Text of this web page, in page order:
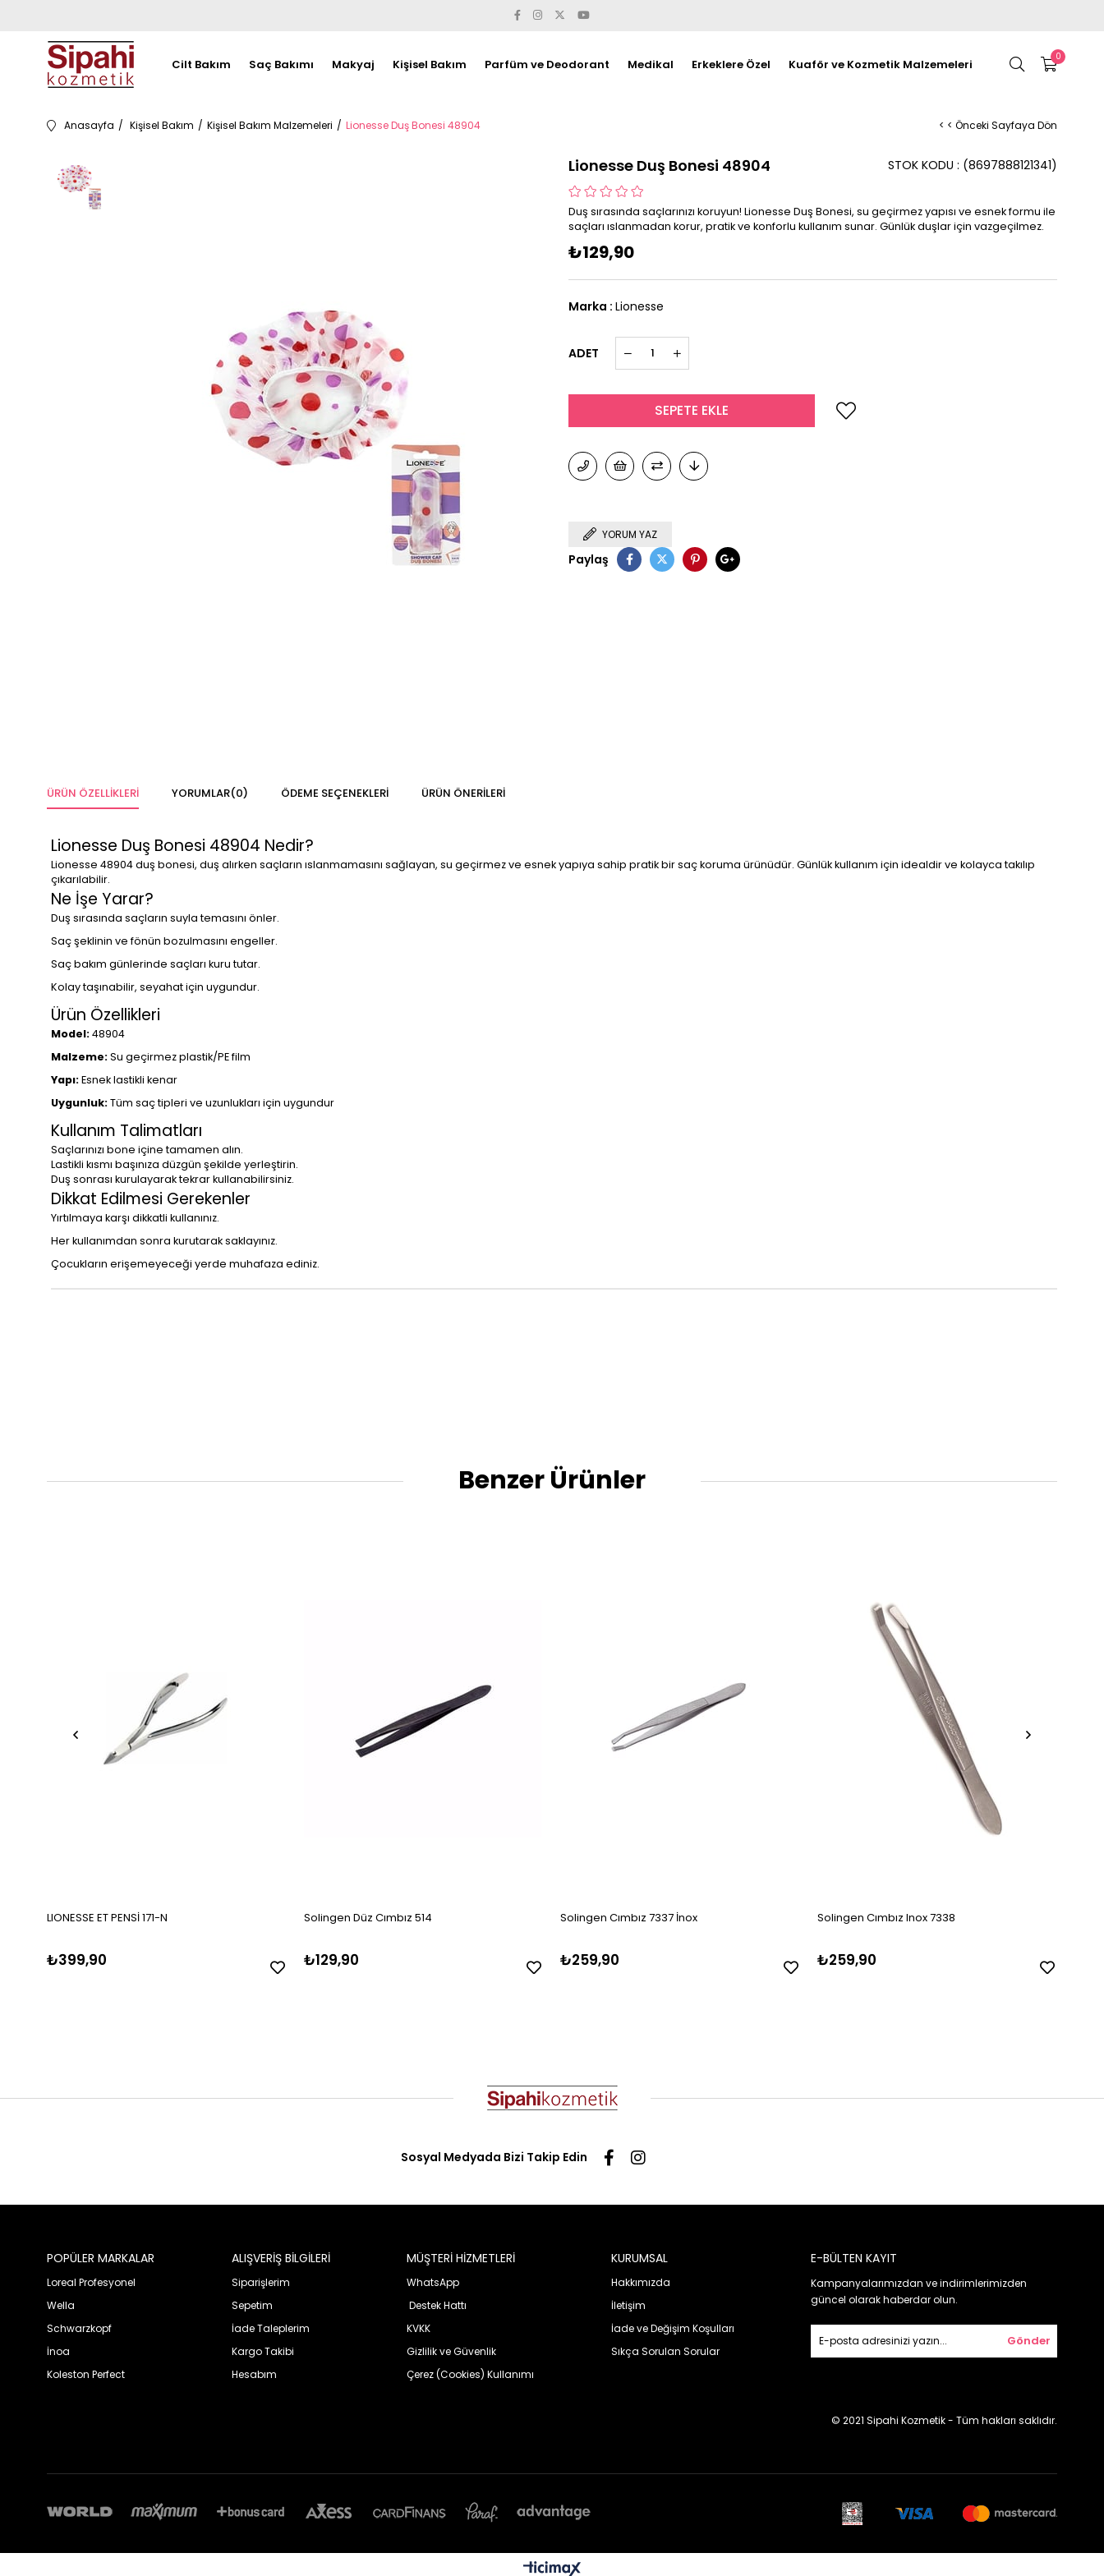
0
Cilt Bakım Saç Bakımı Makyaj Kişisel Bakım Parfüm ve Deodorant Medikal Erkeklere Özel Kuaför ve Kozmetik Malzemeleri
Anasayfa Kişisel Bakım Kişisel Bakım Malzemeleri Lionesse Duş Bonesi 48904 < < Önceki Sayfaya Dön
Lionesse Duş Bonesi 48904 STOK KODU (8697888121341)
Duş sırasında saçlarınızı koruyun! Lionesse Duş Bonesi, su geçirmez yapısı ve esnek formu ile
saçları ıslanmadan korur, pratik ve konforlu kullanım sunar. Günlük duşlar için vazgeçilmez.
₺129,90
Marka : Lionesse
ADET
YORUM YAZ
Paylaş
ÜRÜN ÖZELLIKLERI YORUMLAR(0) ÖDEME SEÇENEKLERI ÜRÜN ÖNERILERI
Lionesse Duş Bonesi 48904 Nedir?
Lionesse 48904 duş bonesi, duş alırken saçların ıslanmamasını sağlayan, su geçirmez ve esnek yapıya sahip pratik bir saç koruma ürünüdür. Günlük kullanım için idealdir ve kolayca takılıp
çıkarılabilir.
Ne İşe Yarar?
Duş sırasında saçların suyla temasını önler.
Saç şeklinin ve fönün bozulmasını engeller.
Saç bakım günlerinde saçları kuru tutar.
Kolay taşınabilir, seyahat için uygundur.
Ürün Özellikleri
Model:48904
Malzeme:Su geçirmez plastik/PE film
Yapı:Esnek lastikli kenar
Uygunluk:Tüm saç tipleri ve uzunlukları için uygundur
Kullanım Talimatları
Saçlarınızı bone içine tamamen alın.
Lastikli kısmı başınıza düzgün şekilde yerleştirin.
Duş sonrası kurulayarak tekrar kullanabilirsiniz.
Dikkat Edilmesi Gerekenler
Yırtılmaya karşı dikkatli kullanınız.
Her kullanımdan sonra kurutarak saklayınız.
Çocukların erişemeyeceği yerde muhafaza ediniz.
Benzer Ürünler
LIONESSE ET PENSİ 171-N
₺399,90
Solingen Düz Cımbız 514
₺129,90
Solingen Cımbız 7337 İnox
₺259,90
Solingen Cımbız Inox 7338
₺259,90
Sosyal Medyada Bizi Takip Edin
POPÜLER MARKALAR
Loreal Profesyonel
Wella
Schwarzkopf
İnoa
Koleston Perfect
ALIŞVERİŞ BİLGİLERİ
Siparişlerim
Sepetim
İade Taleplerim
Kargo Takibi
Hesabım
MÜŞTERİ HİZMETLERİ
WhatsApp
Destek Hattı
KVKK
Gizlilik ve Güvenlik
Çerez (Cookies) Kullanımı
KURUMSAL
Hakkımızda
İletişim
İade ve Değişim Koşulları
Sıkça Sorulan Sorular
E-BÜLTEN KAYIT
Kampanyalarımızdan ve indirimlerimizden
güncel olarak haberdar olun.
Gönder
© 2021 Sipahi Kozmetik - Tüm hakları saklıdır.